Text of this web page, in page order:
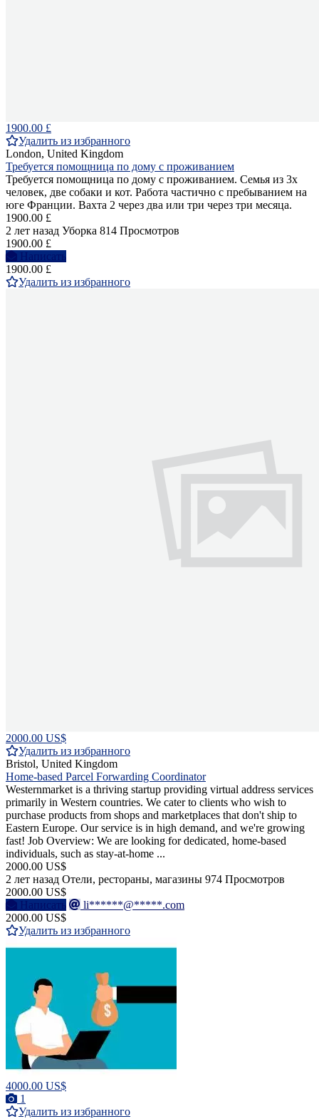
1900.00 £
Удалить из избранного
London, United Kingdom
Требуется помощница по дому с проживанием
Требуется помощница по дому с проживанием. Семья из 3х
человек, две собаки и кот. Работа частично с пребыванием на
юге Франции. Вахта 2 через два или три через три месяца.
1900.00 £
2 лет назад Уборка 814 Просмотров
1900.00 £
Написать
1900.00 £
Удалить из избранного
2000.00 US$
Удалить из избранного
Bristol, United Kingdom
Home-based Parcel Forwarding Coordinator
Westernmarket is a thriving startup providing virtual address services
primarily in Western countries. We cater to clients who wish to
purchase products from shops and marketplaces that don't ship to
Eastern Europe. Our service is in high demand, and we're growing
fast! Job Overview: We are looking for dedicated, home-based
individuals, such as stay-at-home ...
2000.00 US$
2 лет назад Отели, рестораны, магазины 974 Просмотров
2000.00 US$
Написать
li******@*****.com
2000.00 US$
Удалить из избранного
4000.00 US$
1
Удалить из избранного